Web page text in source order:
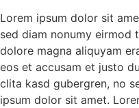
Lorem ipsum dolor sit
sed diam nonumy eirmod
dolore magna aliquyam
eos et accusam et justo
clita kasd gubergren, no
ipsum dolor sit amet.